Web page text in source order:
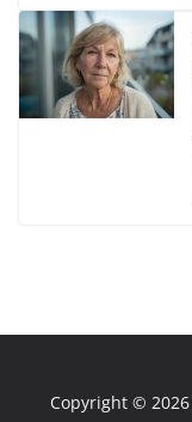
Copyright © 2026